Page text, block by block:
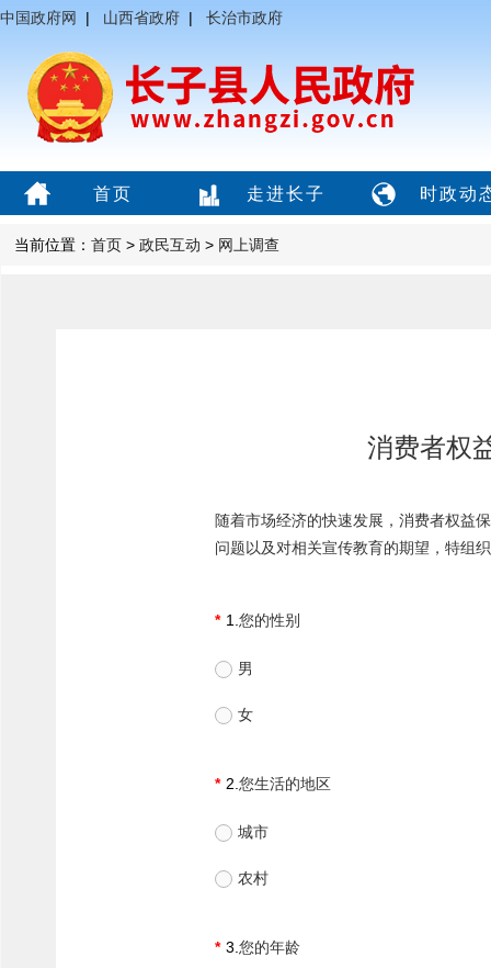
中国政府网 | 山西省政府 | 长治市政府
首页 走进长子 时政动
当前位置： 首页 > 政民互动 > 网上调查